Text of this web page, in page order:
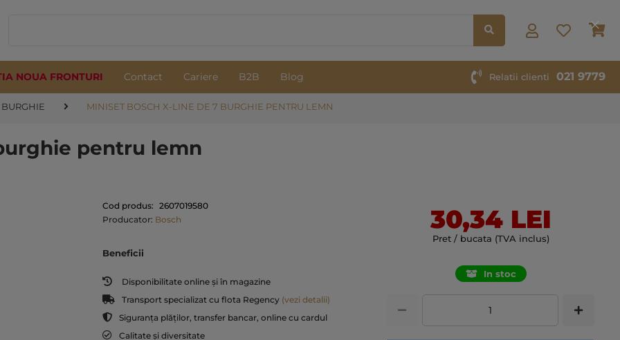
NOUA FRONTURI Contact Cariere B2B Blog Relatii clienti 021 9779
BURGHIE MINISET BOSCH X-LINE DE 7 BURGHIE PENTRU LEMN
pentru lemn
30,34 LEI
Pret / bucata (TVA inclus)
In stoc
Cod produs: 2607019580
Producator: Bosch
Beneficii
Disponibilitate online și în magazine
Transport specializat cu flota Regency (vezi detalii)
Siguranța plăților, transfer bancar, online cu cardul
Calitate și diversitate